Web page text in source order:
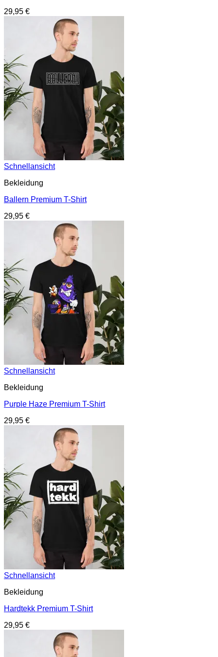
29,95 €
Schnellansicht
Bekleidung
Ballern Premium T-Shirt
29,95 €
Schnellansicht
Bekleidung
Purple Haze Premium T-Shirt
29,95 €
Schnellansicht
Bekleidung
Hardtekk Premium T-Shirt
29,95 €